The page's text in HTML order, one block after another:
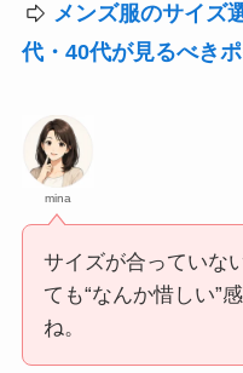
メンズ服のサイズ
代・40代が見るべき
mina
サイズが合っていな
ても“なんか惜しい”
ね。